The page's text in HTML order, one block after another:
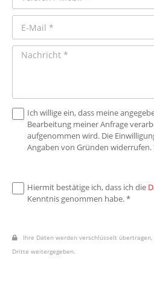
Ich willige ein, dass meine
Bearbeitung meiner Anfrage
aufgenommen wird. Die
Angaben von Gründen widerrufen.
Hiermit bestätige ich, dass ich die
Kenntnis genommen habe. *
Ihre Daten werden verschlüsselt
Dritte weitergegeben.